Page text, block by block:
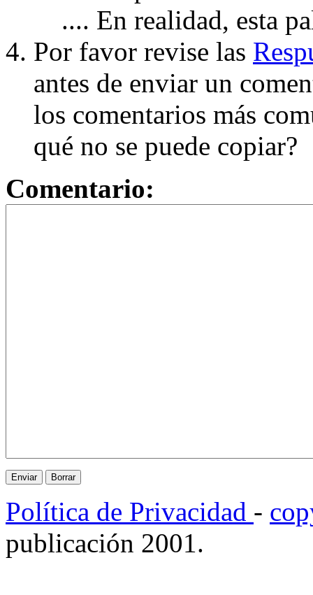
.... En realidad, esta
Por favor revise las
antes de enviar un
los comentarios más
qué no se puede copiar?
Comentario:
Política de Privacidad -
publicación 2001.